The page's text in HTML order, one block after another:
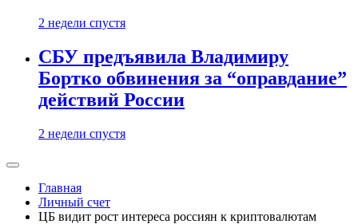
2 недели спустя
СБУ предъявила Владимиру
Бортко обвинения за “оправдание”
действий России
2 недели спустя
Главная
Личный счет
ЦБ видит рост интереса россиян к криптовалютам